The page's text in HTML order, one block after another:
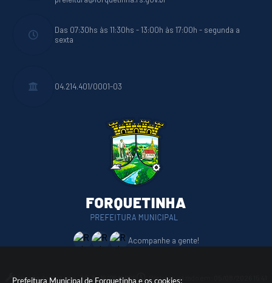
Prefeitura Municipal de Forquetinha e os cookies:
Acompanhe a gente!
Das 07:30hs às 11:30hs - 13:00h às 17:00h - segunda a
sexta
04.214.401/0001-03
Versão do Sistema: 3.5.3 - 19/06/2026 Portal atualizado em: